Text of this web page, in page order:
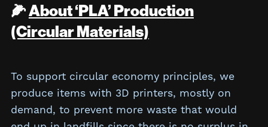
🌽About ‘PLA’ Production
(Circular Materials)
To support circular economy principles, we
produce items with 3D printers, mostly on
demand, to prevent more waste that would